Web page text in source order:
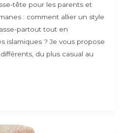
tête pour les parents et
: comment allier un style
partout tout en
islamiques ? Je vous propose
du plus casual au